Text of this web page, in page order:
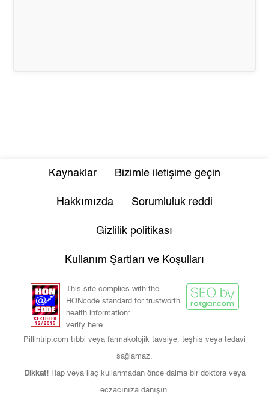
Kaynaklar Bizimle iletişime geçin
Hakkımızda Sorumluluk reddi
Gizlilik politikası
Kullanım Şartları ve Koşulları
This site complies with the
HONcode standard for trustworth
health information:
verify here.
Pillintrip.com tıbbi veya farmakolojik tavsiye, teşhis veya tedavi
sağlamaz.
Dikkat! Hap veya ilaç kullanmadan önce daima bir doktora veya
eczacınıza danışın.